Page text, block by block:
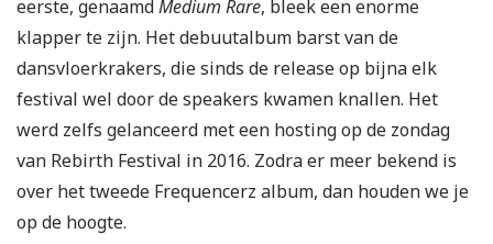
eerste, genaamdMedium Rare, bleek een enorme
klapper te zijn. Het debuutalbum barst van de
dansvloerkrakers, die sinds de release op bijna elk
festival wel door de speakers kwamen knallen. Het
werd zelfs gelanceerd met een hosting op de zondag
van Rebirth Festival in 2016. Zodra er meer bekend is
over het tweede Frequencerz album, dan houden we je
op de hoogte.